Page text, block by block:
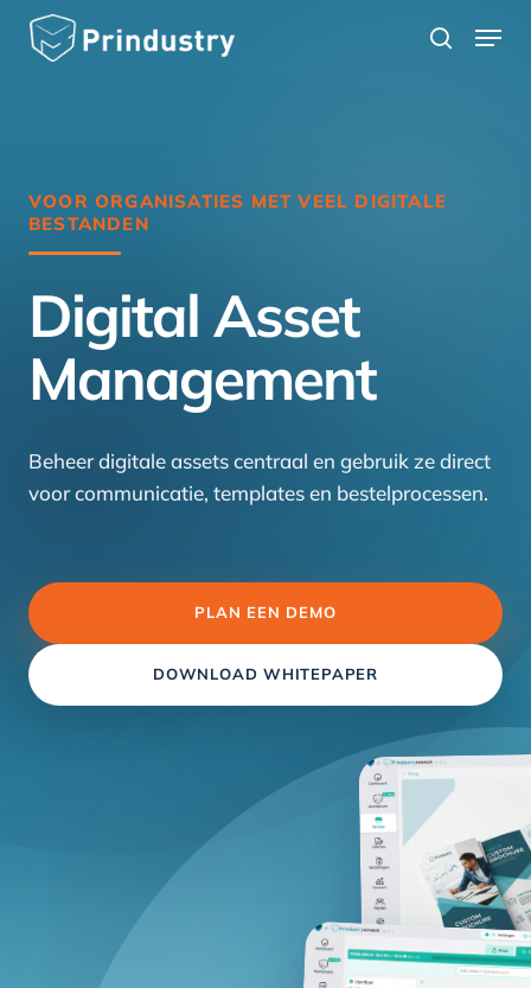
Skip
search
Menu
VOOR ORGANISATIES MET VEEL DIGITALE
BESTANDEN
Digital Asset
Management
Beheer digitale assets centraal en gebruik ze direct
voor communicatie, templates en bestelprocessen.
PLAN EEN DEMO
DOWNLOAD WHITEPAPER